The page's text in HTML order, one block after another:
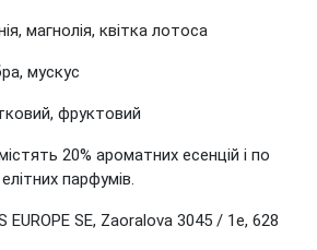
магнолія, квітка лотоса
мускус
фруктовий
20% ароматних есенцій і по
парфумів.
EUROPE SE, Zaoralova 3045 / 1e, 628